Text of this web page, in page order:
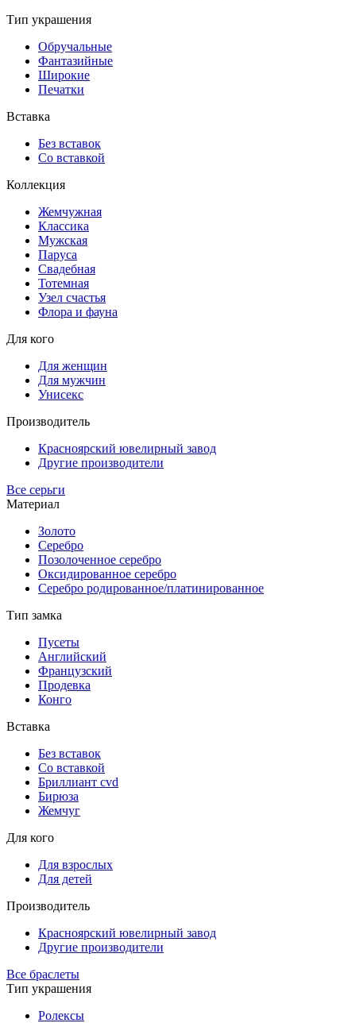
Тип украшения
Обручальные
Фантазийные
Широкие
Печатки
Вставка
Без вставок
Со вставкой
Коллекция
Жемчужная
Классика
Мужская
Паруса
Свадебная
Тотемная
Узел счастья
Флора и фауна
Для кого
Для женщин
Для мужчин
Унисекс
Производитель
Красноярский ювелирный завод
Другие производители
Все серьги
Материал
Золото
Серебро
Позолоченное серебро
Оксидированное серебро
Серебро родированное/платинированное
Тип замка
Пусеты
Английский
Французский
Продевка
Конго
Вставка
Без вставок
Со вставкой
Бриллиант cvd
Бирюза
Жемчуг
Для кого
Для взрослых
Для детей
Производитель
Красноярский ювелирный завод
Другие производители
Все браслеты
Тип украшения
Ролексы